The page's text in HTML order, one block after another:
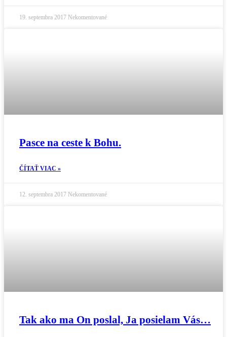
19. septembra 2017 Nekomentované
Pasce na ceste k Bohu.
ČÍTAŤ VIAC »
12. septembra 2017 Nekomentované
Tak ako ma On poslal, Ja posielam Vás…